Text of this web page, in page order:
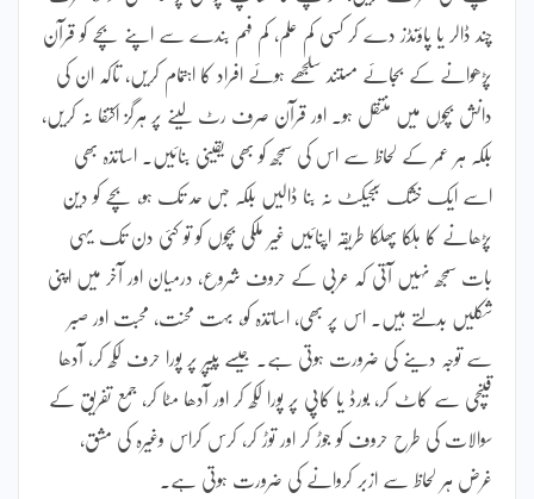
چند ڈالر یا پاؤنڈز دے کر کسی کم علم، کم فہم بندے سے اپنے بچے کو قرآن
پڑھوانے کے بجائے مستند سلجھے ہوئے افراد کا اہتمام کریں، تاکہ ان کی
دانش بچوں میں منتقل ہو۔ اور قرآن صرف رٹ لینے پر ہرگز اکتفا نہ کریں،
بلکہ ہر عمر کے لحاظ سے اس کی سمجھ کو بھی یقینی بنائیں۔ اساتذہ بھی
اسے ایک خشک سبجیکٹ نہ بنا ڈالیں بلکہ جس حد تک ہو، بچے کو دین
پڑھانے کا ہلکا پھلکا طریقہ اپنائیں غیر ملکی بچوں کو تو کئی دن تک یہی
بات سمجھ نہیں آتی کہ عربی کے حروف شروع، درمیان اور آخر میں اپنی
شکلیں بدلتے ہیں۔ اس پر بھی، اساتذہ کو، بہت محنت، محبت اور صبر
سے توجہ دینے کی ضرورت ہوتی ہے۔ جیسے پیپر پر پورا حرف لکھ کر، آدھا
قینچی سے کاٹ کر، بورڈ یا کاپی پر پورا لکھ کر اور آدھا مٹا کر، جمع تفریق کے
سوالات کی طرح حروف کو جوڑ کر اور توڑ کر، کرس کراس وغیرہ کی مشق،
غرض ہر لحاظ سے ازبر کروانے کی ضرورت ہوتی ہے۔